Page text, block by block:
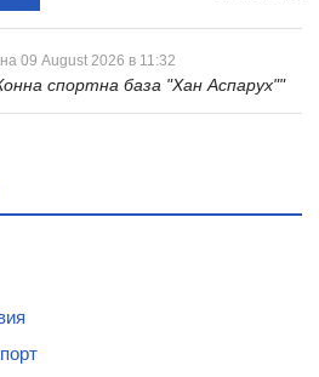
на 09 August 2026 в 11:32
спортна база "Хан Аспарух""